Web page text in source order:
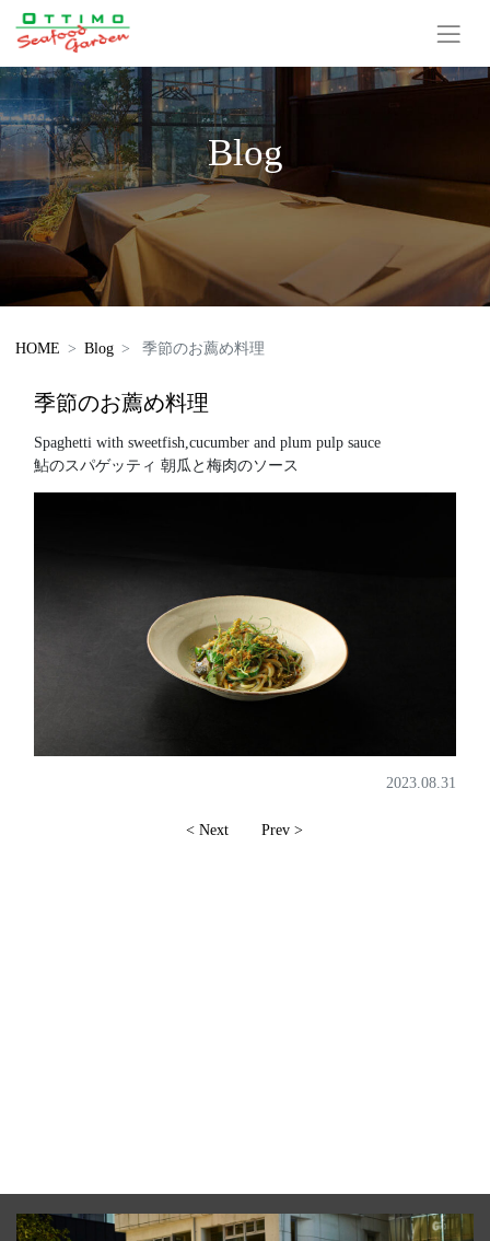
Blog
HOME Blog 季節のお薦め料理
季節のお薦め料理
Spaghetti with sweetfish,cucumber and plum pulp sauce
鮎のスパゲッティ 朝瓜と梅肉のソース
2023.08.31
< Next Prev >